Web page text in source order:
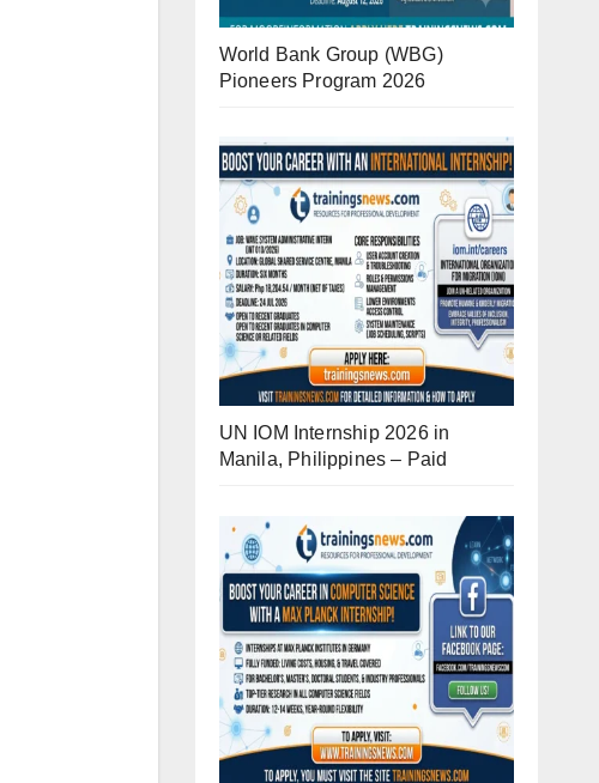
World Bank Group (WBG)
Pioneers Program 2026
UN IOM Internship 2026 in
Manila, Philippines – Paid